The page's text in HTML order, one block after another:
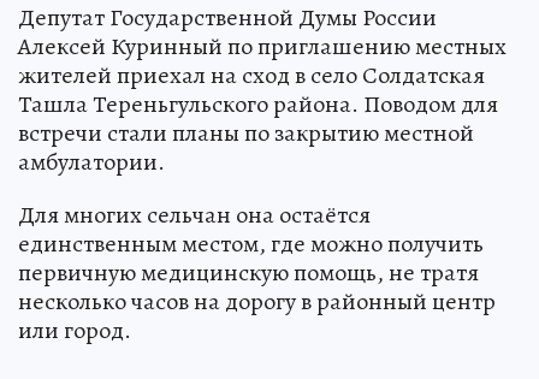
Депутат Государственной Думы России
Алексей Куринный по приглашению местных
жителей приехал на сход в село Солдатская
Ташла Тереньгульского района. Поводом для
встречи стали планы по закрытию местной
амбулатории.
Для многих сельчан она остаётся
единственным местом, где можно получить
первичную медицинскую помощь, не тратя
несколько часов на дорогу в районный центр
или город.